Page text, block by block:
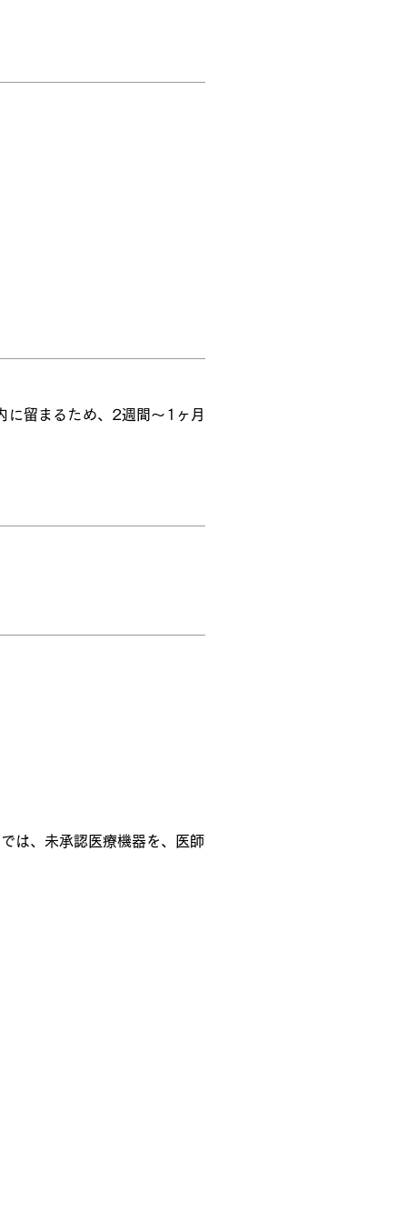
に留まるため、2週間～1ヶ月
は、未承認医療機器を、医師